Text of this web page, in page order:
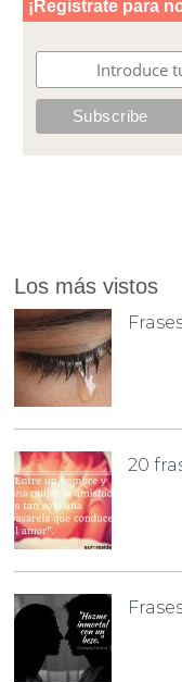
Los más vistos
20